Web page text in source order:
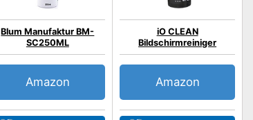
Blum Manufaktur BM-
SC250ML
Amazon
iO CLEAN
Bildschirmreiniger
Amazon